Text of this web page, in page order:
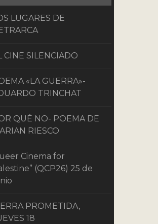
LUGARES DE
CINE SILENCIADO
«LA GUERRA»-
TRINCHAT
QUÉ NO- POEMA DE
RIESCO
Cinema for
(QCP26) 25 de
PROMETIDA,
18